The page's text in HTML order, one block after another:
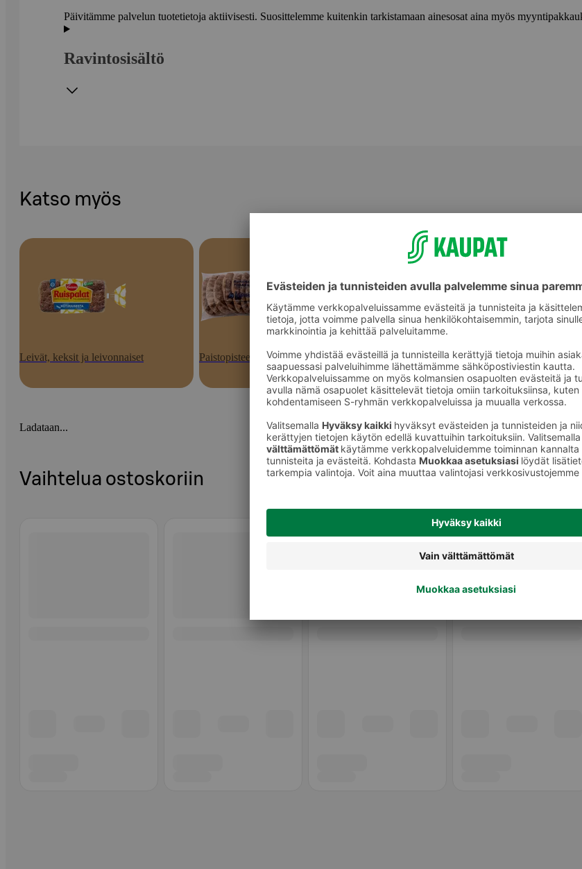
Päivitämme palvelun tuotetietoja aktiivisesti. Suosittelemme kuitenkin tarkistamaan ainesosat aina myös
Ravintosisältö
Katso myös
Leivät, keksit ja leivonnaiset Paistopisteen tuotteet Makeat leivonnaiset
Ladataan...
Vaihtelua ostoskoriin